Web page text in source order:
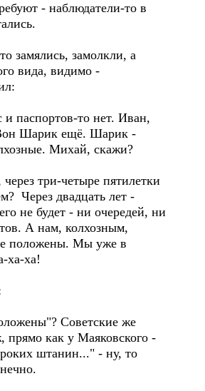
- наблюдатели-то в
замялись, замолкли, а
вида, видимо -
паспортов-то нет. Иван,
Шарик ещё. Шарик -
Михай, скажи?
три-четыре пятилетки
Через двадцать лет -
не будет - ни очередей, ни
А нам, колхозным,
положены. Мы уже в
ха-ха!
Советские же
прямо как у Маяковского -
штанин..." - ну, то